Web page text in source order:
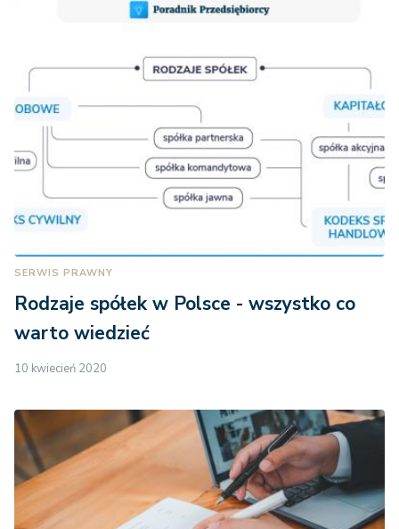
SERWIS PRAWNY
Rodzaje spółek w Polsce - wszystko co
warto wiedzieć
10 kwiecień 2020